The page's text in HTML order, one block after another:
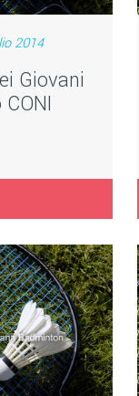
2014
Giovani